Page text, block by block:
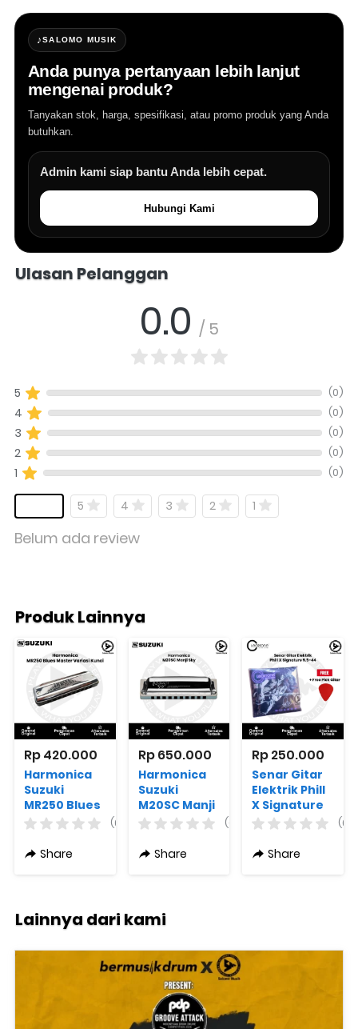
♪SALOMO MUSIK
Anda punya pertanyaan lebih lanjut
mengenai produk?
Tanyakan stok, harga, spesifikasi, atau promo produk yang Anda
butuhkan.
Admin kami siap bantu Anda lebih cepat.
Hubungi Kami
Ulasan Pelanggan
0.0 / 5
5 (0)
4 (0)
3 (0)
2 (0)
1 (0)
5 4 3 2 1
Belum ada review
Produk Lainnya
Rp 420.000
Harmonica
Suzuki
MR250 Blues
Master
(0)
Share
Rp 650.000
Harmonica
Suzuki
M20SC Manji
Sky
(0)
Share
Rp 250.000
Senar Gitar
Elektrik Phill
X Signature
9.5-44 + Free
(0)
Share
Lainnya dari kami